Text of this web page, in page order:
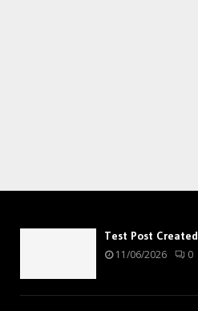
Test Post Created
11/06/2026 0